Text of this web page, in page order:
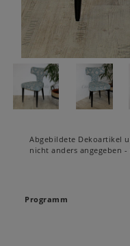
Abgebildete Dekoartikel
nicht anders angegeben
Programm